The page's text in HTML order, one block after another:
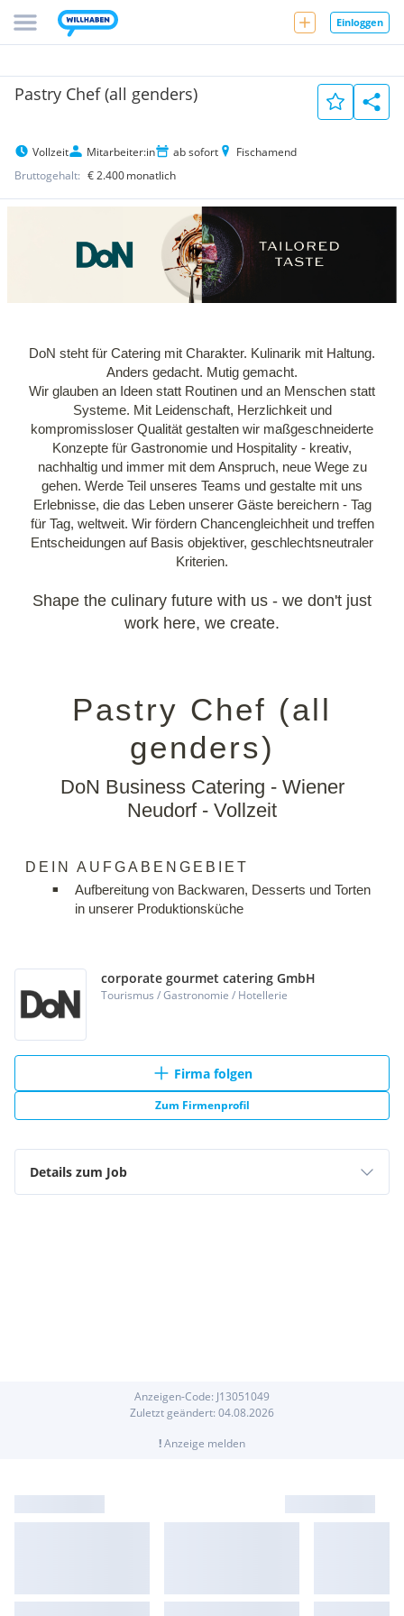
Einloggen
Pastry Chef (all genders)
Vollzeit Mitarbeiter:in ab sofort
Fischamend
Bruttogehalt: € 2.400monatlich
corporate gourmet catering GmbH
Tourismus / Gastronomie / Hotellerie
Firma folgen
Zum Firmenprofil
Details zum Job
Anzeigen-Code: J13051049
Zuletzt geändert: 04.08.2026
!Anzeige melden